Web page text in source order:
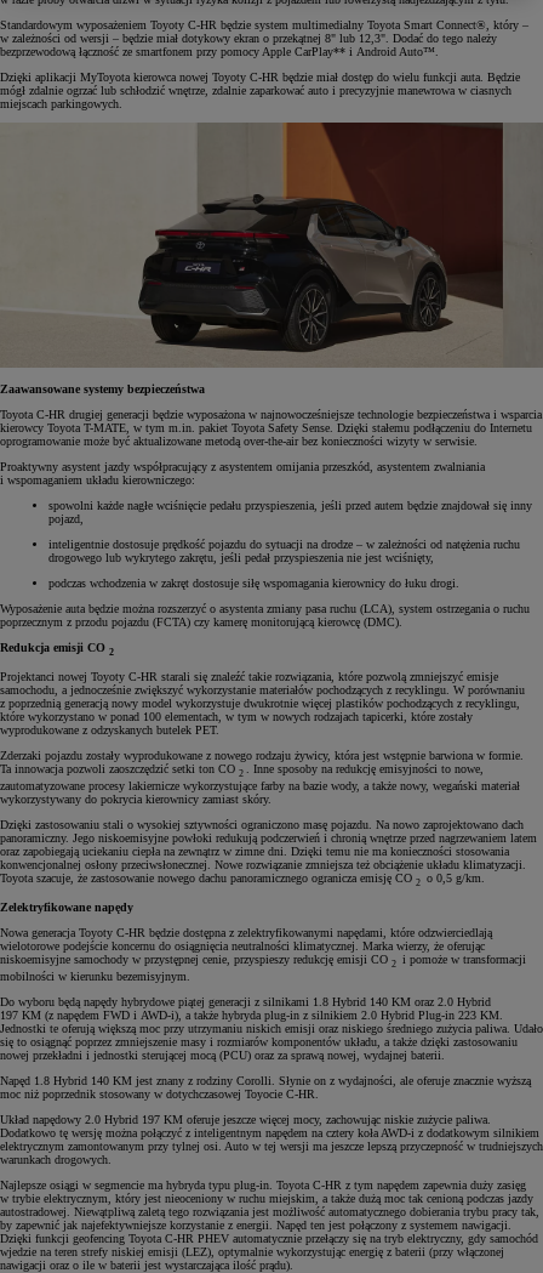
Standardowym wyposażeniem Toyoty C-HR będzie system multimedialny Toyota Smart Connect®, który –
w zależności od wersji – będzie miał dotykowy ekran o przekątnej 8" lub 12,3". Dodać do tego należy
bezprzewodową łączność ze smartfonem przy pomocy Apple CarPlay** i Android Auto™.
Dzięki aplikacji MyToyota kierowca nowej Toyoty C-HR będzie miał dostęp do wielu funkcji auta. Będzie
mógł zdalnie ogrzać lub schłodzić wnętrze, zdalnie zaparkować auto i precyzyjnie manewrowa w ciasnych
miejscach parkingowych.
Zaawansowane systemy bezpieczeństwa
Toyota C-HR drugiej generacji będzie wyposażona w najnowocześniejsze technologie bezpieczeństwa i wsparcia
kierowcy Toyota T-MATE, w tym m.in. pakiet Toyota Safety Sense. Dzięki stałemu podłączeniu do Internetu
oprogramowanie może być aktualizowane metodą over-the-air bez konieczności wizyty w serwisie.
Proaktywny asystent jazdy współpracujący z asystentem omijania przeszkód, asystentem zwalniania
i wspomaganiem układu kierowniczego:
spowolni każde nagłe wciśnięcie pedału przyspieszenia, jeśli przed autem będzie znajdował się inny
pojazd,
inteligentnie dostosuje prędkość pojazdu do sytuacji na drodze – w zależności od natężenia ruchu
drogowego lub wykrytego zakrętu, jeśli pedał przyspieszenia nie jest wciśnięty,
podczas wchodzenia w zakręt dostosuje siłę wspomagania kierownicy do łuku drogi.
Wyposażenie auta będzie można rozszerzyć o asystenta zmiany pasa ruchu (LCA), system ostrzegania o ruchu
poprzecznym z przodu pojazdu (FCTA) czy kamerę monitorującą kierowcę (DMC).
Redukcja emisji CO 2
Projektanci nowej Toyoty C-HR starali się znaleźć takie rozwiązania, które pozwolą zmniejszyć emisje
samochodu, a jednocześnie zwiększyć wykorzystanie materiałów pochodzących z recyklingu. W porównaniu
z poprzednią generacją nowy model wykorzystuje dwukrotnie więcej plastików pochodzących z recyklingu,
które wykorzystano w ponad 100 elementach, w tym w nowych rodzajach tapicerki, które zostały
wyprodukowane z odzyskanych butelek PET.
Zderzaki pojazdu zostały wyprodukowane z nowego rodzaju żywicy, która jest wstępnie barwiona w formie.
Ta innowacja pozwoli zaoszczędzić setki ton CO 2
. Inne sposoby na redukcję emisyjności to nowe,
zautomatyzowane procesy lakiernicze wykorzystujące farby na bazie wody, a także nowy, wegański materiał
wykorzystywany do pokrycia kierownicy zamiast skóry.
Dzięki zastosowaniu stali o wysokiej sztywności ograniczono masę pojazdu. Na nowo zaprojektowano dach
panoramiczny. Jego niskoemisyjne powłoki redukują podczerwień i chronią wnętrze przed nagrzewaniem latem
oraz zapobiegają uciekaniu ciepła na zewnątrz w zimne dni. Dzięki temu nie ma konieczności stosowania
konwencjonalnej osłony przeciwsłonecznej. Nowe rozwiązanie zmniejsza też obciążenie układu klimatyzacji.
Toyota szacuje, że zastosowanie nowego dachu panoramicznego ogranicza emisję CO 2 o 0,5 g/km.
Zelektryfikowane napędy
Nowa generacja Toyoty C-HR będzie dostępna z zelektryfikowanymi napędami, które odzwierciedlają
wielotorowe podejście koncernu do osiągnięcia neutralności klimatycznej. Marka wierzy, że oferując
niskoemisyjne samochody w przystępnej cenie, przyspieszy redukcję emisji CO 2 i pomoże w transformacji
mobilności w kierunku bezemisyjnym.
Do wyboru będą napędy hybrydowe piątej generacji z silnikami 1.8 Hybrid 140 KM oraz 2.0 Hybrid
197 KM (z napędem FWD i AWD-i), a także hybryda plug-in z silnikiem 2.0 Hybrid Plug-in 223 KM.
Jednostki te oferują większą moc przy utrzymaniu niskich emisji oraz niskiego średniego zużycia paliwa. Udało
się to osiągnąć poprzez zmniejszenie masy i rozmiarów komponentów układu, a także dzięki zastosowaniu
nowej przekładni i jednostki sterującej mocą (PCU) oraz za sprawą nowej, wydajnej baterii.
Napęd 1.8 Hybrid 140 KM jest znany z rodziny Corolli. Słynie on z wydajności, ale oferuje znacznie wyższą
moc niż poprzednik stosowany w dotychczasowej Toyocie C-HR.
Układ napędowy 2.0 Hybrid 197 KM oferuje jeszcze więcej mocy, zachowując niskie zużycie paliwa.
Dodatkowo tę wersję można połączyć z inteligentnym napędem na cztery koła AWD-i z dodatkowym silnikiem
elektrycznym zamontowanym przy tylnej osi. Auto w tej wersji ma jeszcze lepszą przyczepność w trudniejszych
warunkach drogowych.
Najlepsze osiągi w segmencie ma hybryda typu plug-in. Toyota C-HR z tym napędem zapewnia duży zasięg
w trybie elektrycznym, który jest nieoceniony w ruchu miejskim, a także dużą moc tak cenioną podczas jazdy
autostradowej. Niewątpliwą zaletą tego rozwiązania jest możliwość automatycznego dobierania trybu pracy tak,
by zapewnić jak najefektywniejsze korzystanie z energii. Napęd ten jest połączony z systemem nawigacji.
Dzięki funkcji geofencing Toyota C-HR PHEV automatycznie przełączy się na tryb elektryczny, gdy samochód
wjedzie na teren strefy niskiej emisji (LEZ), optymalnie wykorzystując energię z baterii (przy włączonej
nawigacji oraz o ile w baterii jest wystarczająca ilość prądu).